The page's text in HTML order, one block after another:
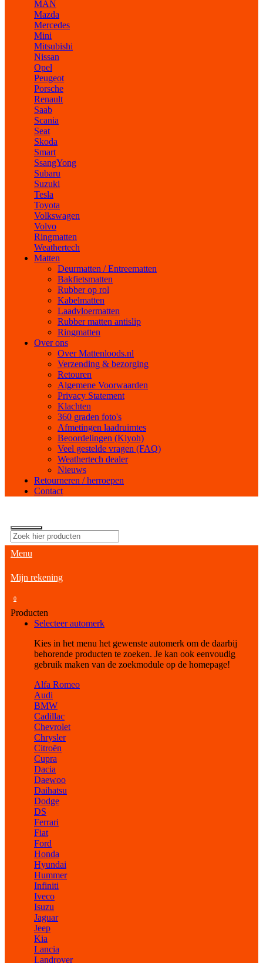
MAN
Mazda
Mercedes
Mini
Mitsubishi
Nissan
Opel
Peugeot
Porsche
Renault
Saab
Scania
Seat
Skoda
Smart
SsangYong
Subaru
Suzuki
Tesla
Toyota
Volkswagen
Volvo
Ringmatten
Weathertech
Matten
Deurmatten / Entreematten
Bakfietsmatten
Rubber op rol
Kabelmatten
Laadvloermatten
Rubber matten antislip
Ringmatten
Over ons
Over Mattenloods.nl
Verzending & bezorging
Retouren
Algemene Voorwaarden
Privacy Statement
Klachten
360 graden foto's
Afmetingen laadruimtes
Beoordelingen (Kiyoh)
Veel gestelde vragen (FAQ)
Weathertech dealer
Nieuws
Retourneren / herroepen
Contact
Menu
Mijn rekening
0
Producten
Selecteer automerk
Kies in het menu het gewenste automerk om de daarbij
behorende producten te zoeken. Je kan ook eenvoudig
gebruik maken van de zoekmodule op de homepage!
Alfa Romeo
Audi
BMW
Cadillac
Chevrolet
Chrysler
Citroën
Cupra
Dacia
Daewoo
Daihatsu
Dodge
DS
Ferrari
Fiat
Ford
Honda
Hyundai
Hummer
Infiniti
Iveco
Isuzu
Jaguar
Jeep
Kia
Lancia
Landrover